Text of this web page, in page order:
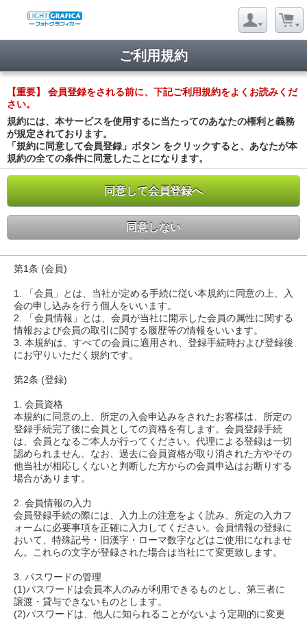
ご利用規約
【重要】 会員登録をされる前に、下記ご利用規約をよくお読みくだ
さい。
規約には、本サービスを使用するに当たってのあなたの権利と義務
が規定されております。
「規約に同意して会員登録」ボタン をクリックすると、あなたが本
規約の全ての条件に同意したことになります。
同意して会員登録へ
同意しない
第1条 (会員)
1. 「会員」とは、当社が定める手続に従い本規約に同意の上、入
会の申し込みを行う個人をいいます。
2. 「会員情報」とは、会員が当社に開示した会員の属性に関する
情報および会員の取引に関する履歴等の情報をいいます。
3. 本規約は、すべての会員に適用され、登録手続時および登録後
にお守りいただく規約です。
第2条 (登録)
1. 会員資格
本規約に同意の上、所定の入会申込みをされたお客様は、所定の
登録手続完了後に会員としての資格を有します。会員登録手続
は、会員となるご本人が行ってください。代理による登録は一切
認められません。なお、過去に会員資格が取り消された方やその
他当社が相応しくないと判断した方からの会員申込はお断りする
場合があります。
2. 会員情報の入力
会員登録手続の際には、入力上の注意をよく読み、所定の入力フ
ォームに必要事項を正確に入力してください。会員情報の登録に
おいて、特殊記号・旧漢字・ローマ数字などはご使用になれませ
ん。これらの文字が登録された場合は当社にて変更致します。
3. パスワードの管理
(1)パスワードは会員本人のみが利用できるものとし、第三者に
譲渡・貸与できないものとします。
(2)パスワードは、他人に知られることがないよう定期的に変更